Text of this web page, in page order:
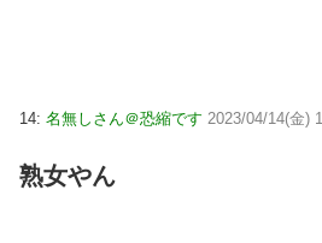
14: 名無しさん＠恐縮です 2023/04/14(金)
熟女やん